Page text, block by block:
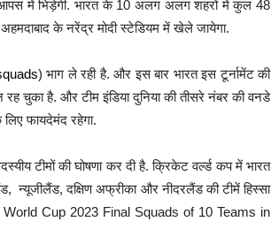
में भिड़ेगी. भारत के 10 अलग अलग शहरों में कुल 48
के नरेंद्र मोदी स्टेडियम में खेले जायेगा.
) भाग ले रही है. और इस बार भारत इस टूर्नामेंट की
चुका है. और टीम इंडिया दुनिया की तीसरे नंबर की वनडे
लिए फायदेमंद रहेगा.
टीमों की घोषणा कर दी है. क्रिकेट वर्ल्ड कप में भारत
न्यूजीलैंड, दक्षिण अफ्रीका और नीदरलैंड की टीमें हिस्सा
World Cup 2023 Final Squads of 10 Teams in